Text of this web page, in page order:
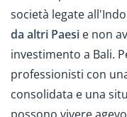
società legate
da altri Paesi e non
investimento a Bali.
professionisti con
consolidata e una